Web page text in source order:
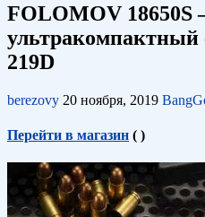
FOLOMOV
ультракомпактный
219D
berezovy 20 ноября, 2019
Перейти в магазин ( )